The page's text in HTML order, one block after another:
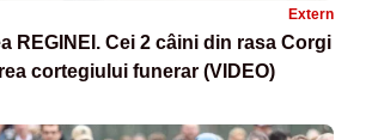
Extern
REGINEI. Cei 2 câini din rasa Corgi
cortegiului funerar (VIDEO)